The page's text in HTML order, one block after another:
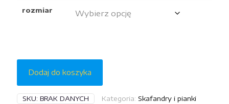
rozmiar
Dodaj do koszyka
SKU: BRAK DANYCH Kategoria: Skafandry i pianki